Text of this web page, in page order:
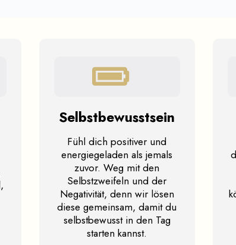
Selbstbewusstsein
Fühl dich positiver und
energiegeladen als jemals
zuvor. Weg mit den
Selbstzweifeln und der
Negativität, denn wir lösen
diese gemeinsam, damit du
selbstbewusst in den Tag
starten kannst.